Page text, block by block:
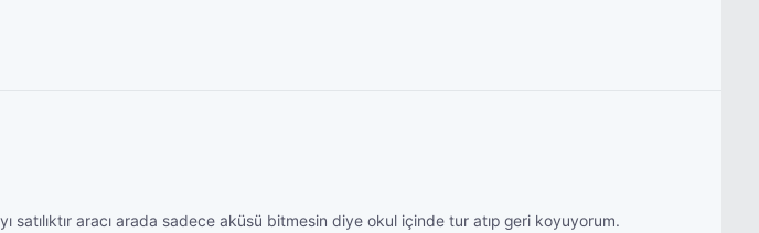
aracı arada sadece aküsü bitmesin diye okul içinde tur atıp geri koyuyorum.